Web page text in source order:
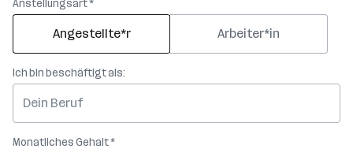
Anstellungsart *
Angestellte*r Arbeiter*in
Ich bin beschäftigt als:
Monatliches Gehalt *